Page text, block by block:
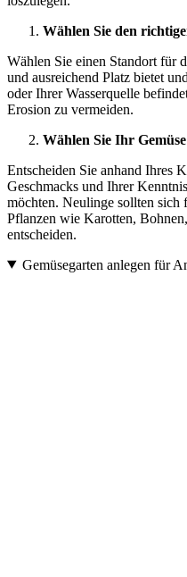
Wählen Sie den
Wählen Sie einen Standort für
und ausreichend Platz bietet
oder Ihrer Wasserquelle
Erosion zu vermeiden.
Wählen Sie Ihr Gemüse
Entscheiden Sie anhand Ihres
Geschmacks und Ihrer
möchten. Neulinge sollten sich
Pflanzen wie Karotten,
entscheiden.
Gemüsegarten anlegen für